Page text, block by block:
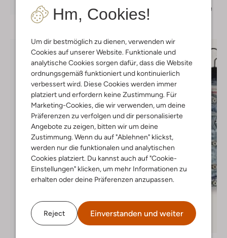
Hm, Cookies!
Um dir bestmöglich zu dienen, verwenden wir
Cookies auf unserer Website. Funktionale und
analytische Cookies sorgen dafür, dass die Website
ordnungsgemäß funktioniert und kontinuierlich
verbessert wird. Diese Cookies werden immer
platziert und erfordern keine Zustimmung. Für
Marketing-Cookies, die wir verwenden, um deine
Präferenzen zu verfolgen und dir personalisierte
Angebote zu zeigen, bitten wir um deine
Zustimmung. Wenn du auf "Ablehnen" klickst,
werden nur die funktionalen und analytischen
Cookies platziert. Du kannst auch auf "Cookie-
Einstellungen" klicken, um mehr Informationen zu
erhalten oder deine Präferenzen anzupassen.
Reject Einverstanden und weiter
€ 21,99
Letzter Artikel
-50%